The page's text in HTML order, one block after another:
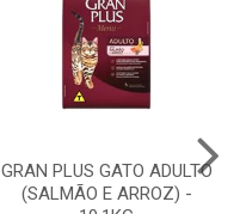
GRAN PLUS GATO ADULTO
(SALMÃO E ARROZ) -